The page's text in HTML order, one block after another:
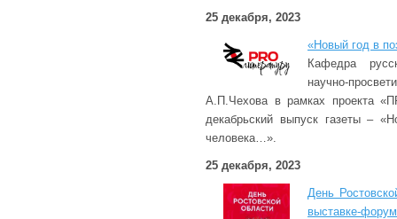
25 декабря, 2023
«Новый год в
Кафедра
научно-
А.П.Чехова в рамках проекта
декабрьский выпуск газеты –
человека…».
25 декабря, 2023
День
выставке-